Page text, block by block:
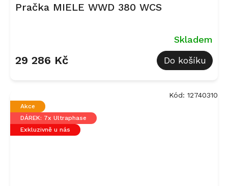
Pračka MIELE WWD 380 WCS
Skladem
29 286 Kč Do košíku
Akce
DÁREK: 7x Ultraphase
Exkluzivně u nás
Kód: 12740310